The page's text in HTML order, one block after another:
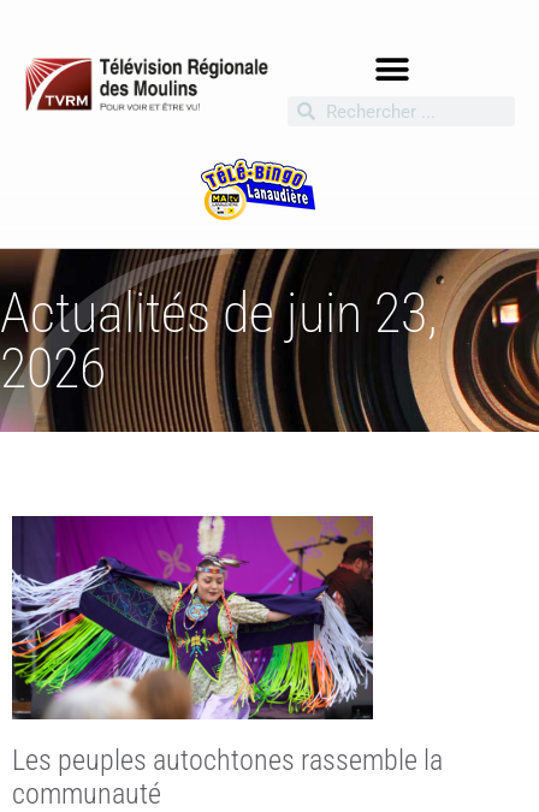
Actualités de juin 23,
2026
Les peuples autochtones rassemble la
communauté